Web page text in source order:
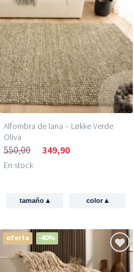
Alfombra de lana – Løkke Verde
Oliva
550,00 349,90
En stock
tamaño ▴ color▴
oferta -40%